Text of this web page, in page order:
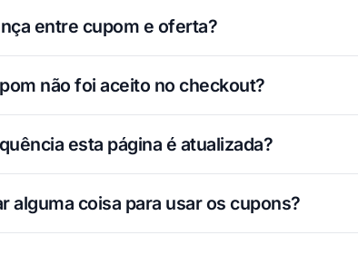
entre cupom e oferta?
não foi aceito no checkout?
esta página é atualizada?
alguma coisa para usar os cupons?